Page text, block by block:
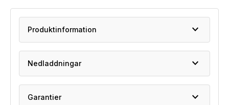
Produktinformation expand_more
Nedladdningar expand_more
Garantier expand_more